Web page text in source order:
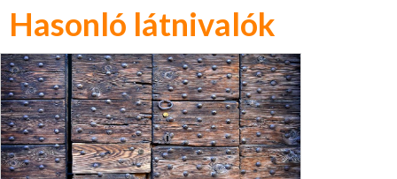
Hasonló látnivalók